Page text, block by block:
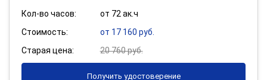
Кол-во часов:
от 72 ак.ч
Стоимость:
от 17 160 руб.
Старая цена:
20 760 руб.
Получить удостоверение